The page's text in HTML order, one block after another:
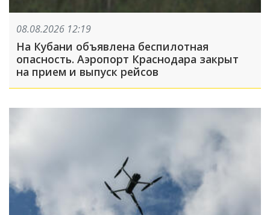
08.08.2026 12:19
На Кубани объявлена беспилотная
опасность. Аэропорт Краснодара закрыт
на прием и выпуск рейсов